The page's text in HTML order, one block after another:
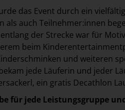
das Event durch ein
als auch Teilnehmer:innen
entlang der Strecke war für
beim
und weiteren
jede Läuferin und jeder
ein gratis Decathlon
für jede Leistungsgruppe